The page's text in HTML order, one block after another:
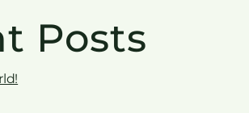
Posts